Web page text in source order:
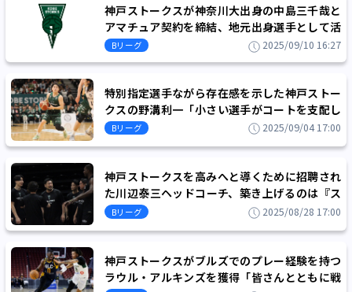
神戸ストークスが神奈川大出身の中島三千哉と
アマチュア契約を締結、地元出身選手として活
躍が期待されるガード
Bリーグ 2025/09/10 16:27
特別指定選手ながら存在感を示した神戸ストー
クスの野溝利一「小さい選手がコートを支配し
てるのが一番面白い」
Bリーグ 2025/09/04 17:00
神戸ストークスを高みへと導くために招聘され
た川辺泰三ヘッドコーチ、築き上げるのは『ス
トークスプライド』を備えた戦う集団
Bリーグ 2025/08/28 17:00
神戸ストークスがブルズでのプレー経験を持つ
ラウル・アルキンズを獲得「皆さんとともに戦